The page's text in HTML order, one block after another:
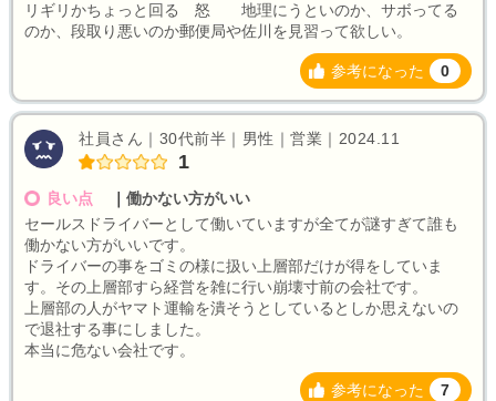
リギリかちょっと回る 怒 地理にうといのか、サボってる
のか、段取り悪いのか郵便局や佐川を見習って欲しい。
参考になった 0
社員さん｜30代前半｜男性｜営業｜2024.11
1
良い点
働かない方がいい
セールスドライバーとして働いていますが全てが謎すぎて誰も
働かない方がいいです。
ドライバーの事をゴミの様に扱い上層部だけが得をしていま
す。その上層部すら経営を雑に行い崩壊寸前の会社です。
上層部の人がヤマト運輸を潰そうとしているとしか思えないの
で退社する事にしました。
本当に危ない会社です。
参考になった 7